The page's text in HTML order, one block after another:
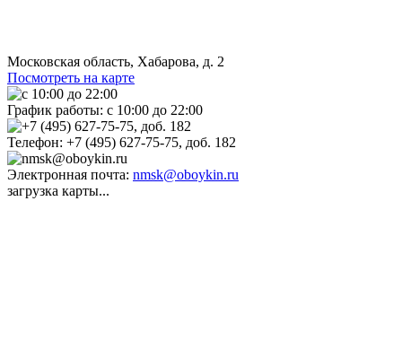
Московская область, Хабарова, д. 2
Посмотреть на карте
График работы: с 10:00 до 22:00
Телефон: +7 (495) 627-75-75, доб. 182
Электронная почта: nmsk@oboykin.ru
загрузка карты...